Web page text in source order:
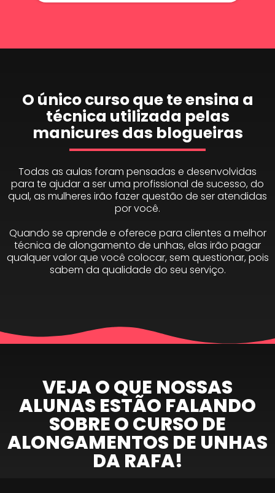
O único curso que te ensina a
técnica utilizada pelas
manicures das blogueiras
Todas as aulas foram pensadas e desenvolvidas
para te ajudar a ser uma profissional de sucesso, do
qual, as mulheres irão fazer questão de ser atendidas
por você.
Quando se aprende e oferece para clientes a melhor
técnica de alongamento de unhas, elas irão pagar
qualquer valor que você colocar, sem questionar, pois
sabem da qualidade do seu serviço.
VEJA O QUE NOSSAS
ALUNAS ESTÃO FALANDO
SOBRE O CURSO DE
ALONGAMENTOS DE UNHAS
DA RAFA!